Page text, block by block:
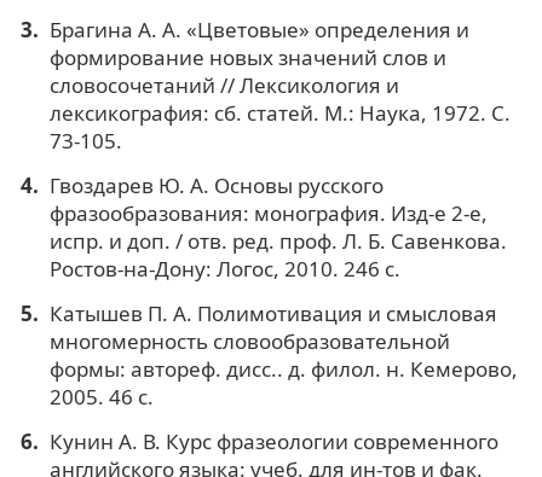
Брагина А. А. «Цветовые» определения и
формирование новых значений слов и
словосочетаний // Лексикология и
лексикография: сб. статей. М.: Наука, 1972. С.
73-105.
Гвоздарев Ю. А. Основы русского
фразообразования: монография. Изд-е 2-е,
испр. и доп. / отв. ред. проф. Л. Б. Савенкова.
Ростов-на-Дону: Логос, 2010. 246 с.
Катышев П. А. Полимотивация и смысловая
многомерность словообразовательной
формы: автореф. дисс.. д. филол. н. Кемерово,
2005. 46 с.
Кунин А. В. Курс фразеологии современного
английского языка: учеб. для ин-тов и фак.